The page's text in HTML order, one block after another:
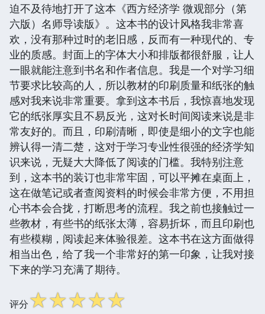
迫不及待地打开了这本《西方经济学 微观部分（第
六版）名师导读版》。这本书的设计风格我非常喜
欢，没有那种过时的老旧感，反而有一种现代的、专
业的质感。封面上的字体大小和排版都很舒服，让人
一眼就能注意到书名和作者信息。我是一个对学习细
节要求比较高的人，所以教材的印刷质量和纸张的触
感对我来说非常重要。拿到这本书后，我惊喜地发现
它的纸张厚实且不易反光，这对长时间阅读来说是非
常友好的。而且，印刷清晰，即使是细小的文字也能
辨认得一清二楚，这对于学习专业性很强的经济学知
识来说，无疑大大降低了阅读的门槛。我特别注意
到，这本书的装订也非常牢固，可以平摊在桌面上，
这在做笔记或者查阅资料的时候会非常方便，不用担
心书本会合拢，打断思考的流程。我之前也接触过一
些教材，有些书的纸张太薄，容易折坏，而且印刷也
有些模糊，阅读起来体验很差。这本书在这方面做得
相当出色，给了我一个非常好的第一印象，让我对接
下来的学习充满了期待。
评分☆☆☆☆☆